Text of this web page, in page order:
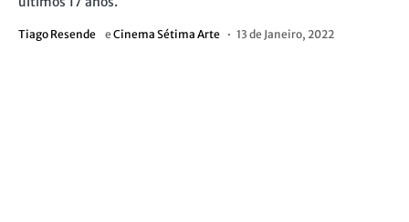
Tiago Resende e Cinema Sétima Arte 13 de Janeiro, 2022